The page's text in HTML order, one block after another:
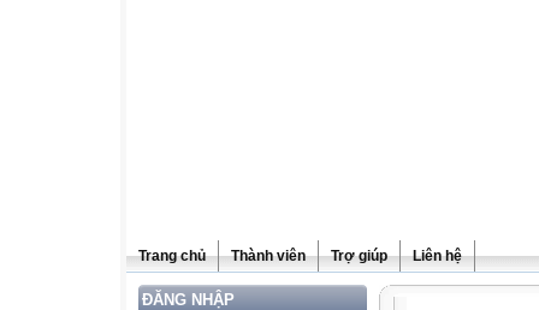
Trang chủ Thành viên Trợ giúp Liên hệ
ĐĂNG NHẬP